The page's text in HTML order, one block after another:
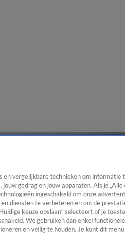
en vergelijkbare technieken om informatie
gedrag en jouw apparaten. Als je „Alle
ingeschakeld om onze
diensten te verbeteren en om de
keuze opslaan” selecteert of je
We gebruiken dan enkel
en veilig te houden. Je kunt dit